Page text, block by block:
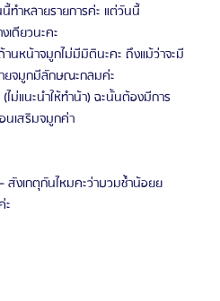
ทำหลายรายการค่ะ แต่วันนี้
ดียวนะคะ
นหน้าจมูกไม่มีมิตินะคะ ถึงแม้ว่าจะมี
ยจมูกมีลักษณะกลมค่ะ
ม่แนะนำให้ทำน้า) ฉะนั้นต้องมีการ
นเสริมจมูกค่า
สังเกตุกันไหมคะว่าบวมช้ำน้อยย